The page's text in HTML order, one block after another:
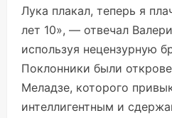
Лука плакал, теперь я
лет 10», — отвечал
используя нецензурную
Поклонники были
Меладзе, которого
интеллигентным и